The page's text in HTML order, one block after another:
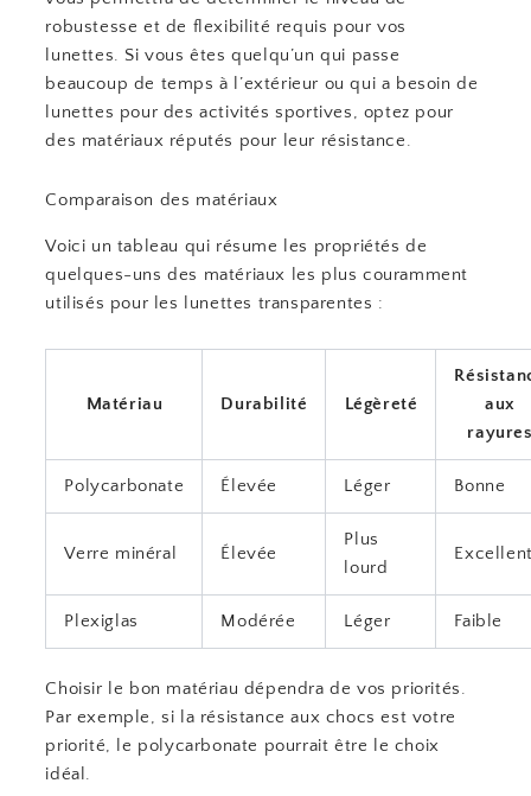
robustesse et de flexibilité requis pour vos
lunettes. Si vous êtes quelqu’un qui passe
beaucoup de temps à l’extérieur ou qui a besoin de
lunettes pour des activités sportives, optez pour
des matériaux réputés pour leur résistance.
Comparaison des matériaux
Voici un tableau qui résume les propriétés de
quelques-uns des matériaux les plus couramment
utilisés pour les lunettes transparentes :
Matériau Durabilité Légèreté
aux
Polycarbonate Élevée Léger Bonne
Verre minéral Élevée
Plus
lourd
Plexiglas Modérée Léger Faible
Choisir le bon matériau dépendra de vos priorités.
Par exemple, si la résistance aux chocs est votre
priorité, le polycarbonate pourrait être le choix
idéal.